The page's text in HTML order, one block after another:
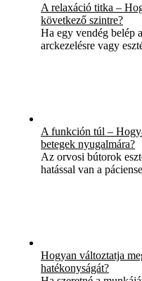
A relaxáció titka –
következő szintre?
Ha egy vendég belép
arckezelésre vagy
A funkción túl –
betegek nyugalmára?
Az orvosi bútorok
hatással van a
Hogyan változtatja
hatékonyságát?